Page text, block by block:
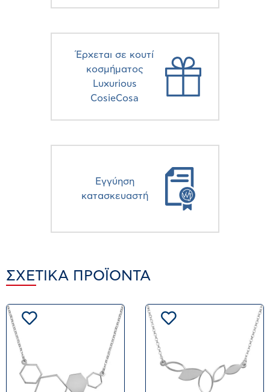
Έρχεται σε κουτί
κοσμήματος
Luxurious
CosieCosa
Eγγύηση
κατασκευαστή
ΣΧΕΤΙΚΆ ΠΡΟΪΌΝΤΑ